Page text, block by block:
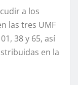
a los
las tres UMF
38 y 65, así
en la